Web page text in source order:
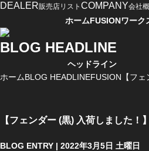
DEALER販売店リスト COMPANY会社
ホームFUSIONワーク
BLOG HEADLINE
ヘッドライン
ホームBLOG HEADLINEFUSION 【フ
【フェンダー (黒) 入荷しました！】
BLOG ENTRY | 2022年3月5日 土曜日